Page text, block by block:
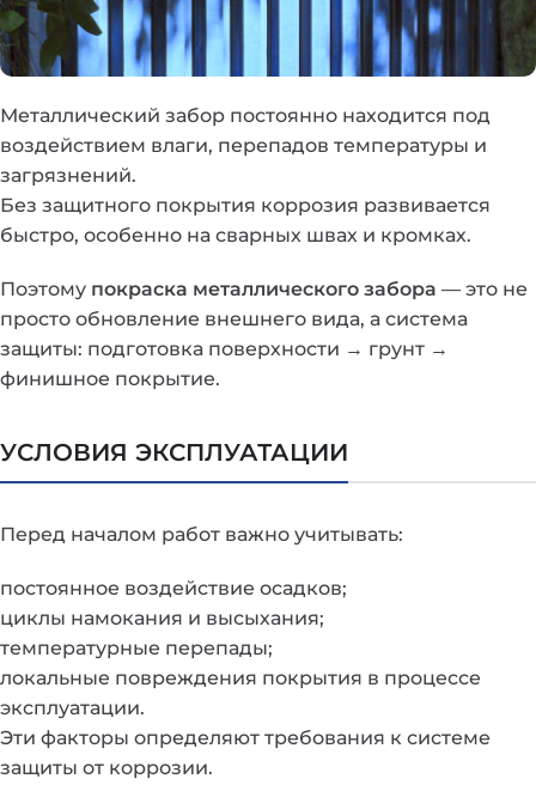
Металлический забор постоянно находится под
воздействием влаги, перепадов температуры и
загрязнений.
Без защитного покрытия коррозия развивается
быстро, особенно на сварных швах и кромках.
Поэтому покраска металлического забора — это не
просто обновление внешнего вида, а система
защиты: подготовка поверхности → грунт →
финишное покрытие.
УСЛОВИЯ ЭКСПЛУАТАЦИИ
Перед началом работ важно учитывать:
постоянное воздействие осадков;
циклы намокания и высыхания;
температурные перепады;
локальные повреждения покрытия в процессе
эксплуатации.
Эти факторы определяют требования к системе
защиты от коррозии.